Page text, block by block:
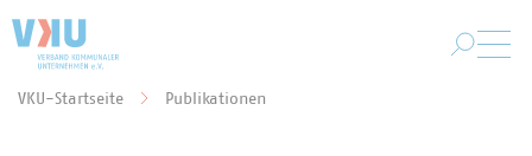
VKU-Startseite Publikationen